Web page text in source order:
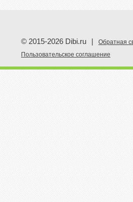
© 2015-2026 Dibi.ru
Обратная
Пoльзовательское соглашение